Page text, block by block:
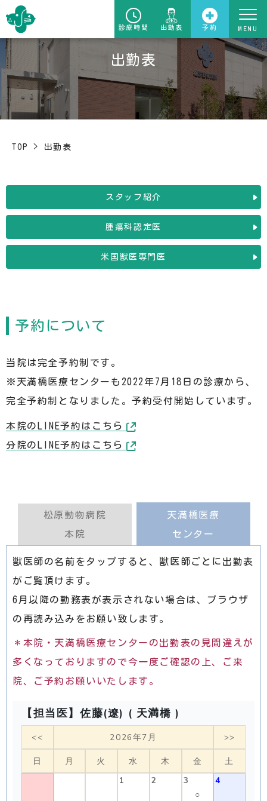
診療時間 出勤表 予約
出勤表
TOP > 出勤表
スタッフ紹介
腫瘍科認定医
米国獣医専門医
予約について
当院は完全予約制です。
※天満橋医療センターも2022年7月18日の診療から、
完全予約制となりました。予約受付開始しています。
本院のLINE予約はこちら
分院のLINE予約はこちら
松原動物病院
本院
天満橋医療
センター
獣医師の名前をタップすると、獣医師ごとに出勤表
がご覧頂けます。
6月以降の勤務表が表示されない場合は、ブラウザ
の再読み込みをお願い致します。
＊本院・天満橋医療センターの出勤表の見間違えが
多くなっておりますので今一度ご確認の上、ご来
院、ご予約お願いいたします。
【担当医】佐藤(遼) ( 天満橋 )
<< 2026年7月 >>
日 月 火 水 木 金
土
1
2
3
○
4